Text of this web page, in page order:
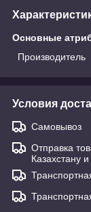
Основные
Производитель
Условия
Самовывоз
Отправка
Казахстану